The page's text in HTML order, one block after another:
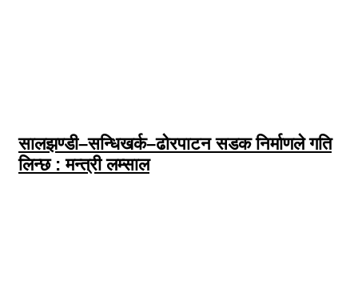
सालझण्डी–सन्धिखर्क–ढोरपाटन सडक निर्माणले गति
लिन्छ : मन्त्री लम्साल